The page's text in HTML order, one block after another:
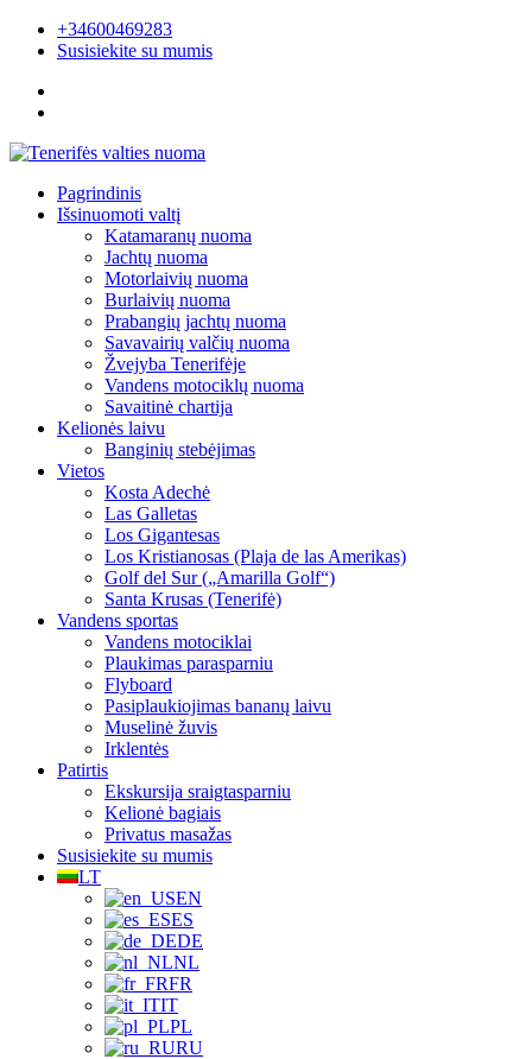
+34600469283
Susisiekite su mumis
Pagrindinis
Išsinuomoti valtį
Katamaranų nuoma
Jachtų nuoma
Motorlaivių nuoma
Burlaivių nuoma
Prabangių jachtų nuoma
Savavairių valčių nuoma
Žvejyba Tenerifėje
Vandens motociklų nuoma
Savaitinė chartija
Kelionės laivu
Banginių stebėjimas
Vietos
Kosta Adechė
Las Galletas
Los Gigantesas
Los Kristianosas (Plaja de las Amerikas)
Golf del Sur („Amarilla Golf“)
Santa Krusas (Tenerifė)
Vandens sportas
Vandens motociklai
Plaukimas parasparniu
Flyboard
Pasiplaukiojimas bananų laivu
Muselinė žuvis
Irklentės
Patirtis
Ekskursija sraigtasparniu
Kelionė bagiais
Privatus masažas
Susisiekite su mumis
LT
EN
ES
DE
NL
FR
IT
PL
RU